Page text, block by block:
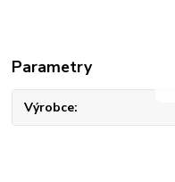
Parametry
Výrobce